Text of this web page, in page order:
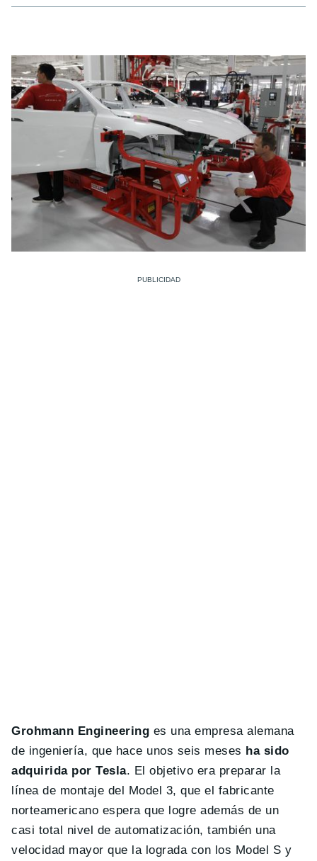
Grohmann Engineering es una empresa alemana
de ingeniería, que hace unos seis meses ha sido
adquirida por Tesla. El objetivo era preparar la
línea de montaje del Model 3, que el fabricante
norteamericano espera que logre además de un
casi total nivel de automatización, también una
velocidad mayor que la lograda con los Model S y